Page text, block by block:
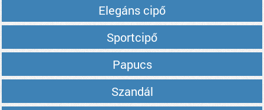
Elegáns cipő
Sportcipő
Papucs
Szandál